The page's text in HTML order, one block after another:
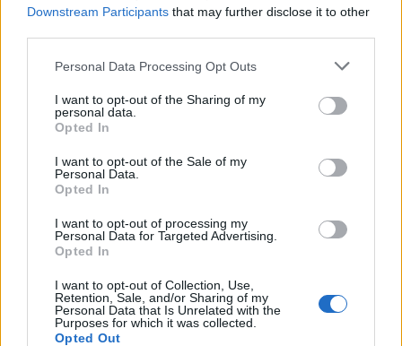
Downstream Participants that may further disclose it to other
Personal Data Processing Opt Outs
I want to opt-out of the Sharing of my
personal data.
Opted In
I want to opt-out of the Sale of my
Personal Data.
Opted In
I want to opt-out of processing my
Personal Data for Targeted Advertising.
Opted In
I want to opt-out of Collection, Use,
Retention, Sale, and/or Sharing of my
Personal Data that Is Unrelated with the
Purposes for which it was collected.
Opted Out
2026. augusztus 06., csütörtök
Kezdődhet Călin Georgescu és
Horațiu Potra perének érdemi
tárgyalása